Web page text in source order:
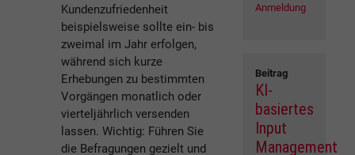
Kundenzufriedenheit
beispielsweise sollte ein- bis
zweimal im Jahr erfolgen,
während sich kurze
Erhebungen zu bestimmten
Vorgängen monatlich oder
vierteljährlich versenden
lassen. Wichtig: Führen Sie
die Befragungen gezielt und
Anmeldung
Beitrag
KI-
basiertes
Input
Management